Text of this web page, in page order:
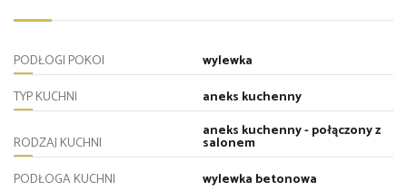
PODŁOGI POKOI
wylewka
TYP KUCHNI
aneks kuchenny
RODZAJ KUCHNI
aneks kuchenny - połączony z
salonem
PODŁOGA KUCHNI
wylewka betonowa